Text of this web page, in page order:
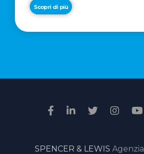
Scopri di più
il
della
SPENCER & LEWIS